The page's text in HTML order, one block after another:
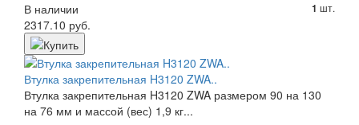
В наличии
1 шт.
2317.10 руб.
Втулка закрепительная H3120 ZWA..
Втулка закрепительная H3120 ZWA размером 90 на 130
на 76 мм и массой (вес) 1,9 кг...